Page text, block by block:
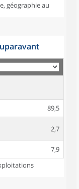
géographie au
89,5
2,7
7,9